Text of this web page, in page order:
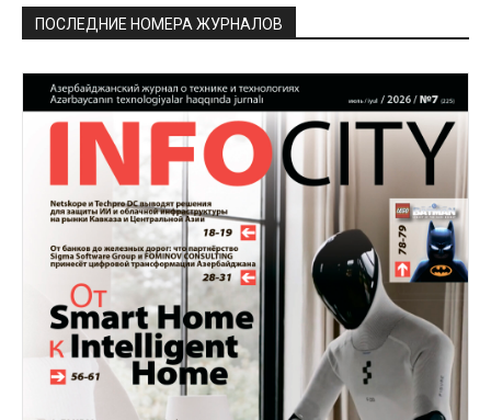
ПОСЛЕДНИЕ НОМЕРА ЖУРНАЛОВ